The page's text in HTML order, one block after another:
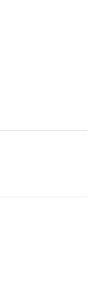
via X -
via